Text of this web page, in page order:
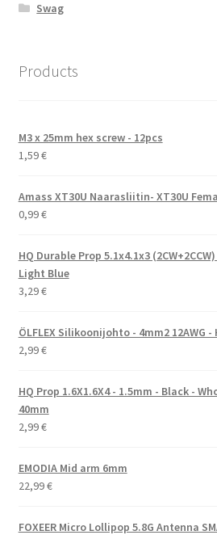
Swag
Products
M3 x 25mm hex screw - 12pcs
1,59€
Amass XT30U Naarasliitin- XT30U
0,99€
HQ Durable Prop 5.1x4.1x3
Light Blue
3,29€
ÖLFLEX Silikoonijohto - 4mm2 12AWG
2,99€
HQ Prop 1.6X1.6X4 - 1.5mm - Black -
40mm
2,99€
EMODIA Mid arm 6mm
22,99€
FOXEER Micro Lollipop 5.8G Antenna